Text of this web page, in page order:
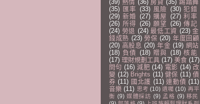
(39) 熱情 (36) 房貸 (35) 踢踏舞
(35) 匯率 (33) 風險 (30) 犯錯
(29) 新婚 (27) 購屋 (27) 利率
(26) 所得 (26) 願望 (26) 傳記
(24) 勞退 (24) 最低工資 (23) 金
錢成熟 (23) 勞保 (20) 年度回顧
(20) 高股息 (20) 年金 (19) 網站
(18) 負債 (18) 贈與 (18) 核能
(17) 理財規劃工具 (17) 美食 (17)
問句 (16) 減肥 (14) 電影 (14) 改
變 (12) Brights (11) 健保 (11) 債
券 (11) 國北護 (11) 連動債 (11)
音樂 (11) 思考 (10) 遺囑 (10) 再平
衡 (9) 媒體採訪 (9) 孟格 (9) 移民